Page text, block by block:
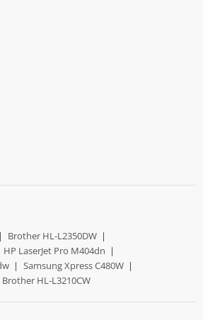
| Brother HL-L2350DW |
HP LaserJet Pro M404dn |
| Samsung Xpress C480W |
Brother HL-L3210CW